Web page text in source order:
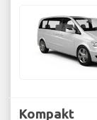
Kompakt